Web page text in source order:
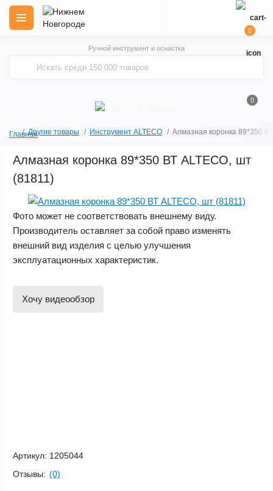
Ручной инструмент и оснастка
0
0
ГлавнаяДругие товары Инструмент ALTECO Алмазная коронка 89*350
Алмазная коронка 89*350 ВТ ALTECO, шт
(81811)
Фото может не соответствовать внешнему виду.
Производитель оставляет за собой право изменять
внешний вид изделия с целью улучшения
эксплуатационных характеристик.
Хочу видеообзор
Артикул: 1205044
Отзывы: (0)